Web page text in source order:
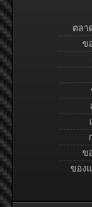
ตลา
ข
ข
ของ